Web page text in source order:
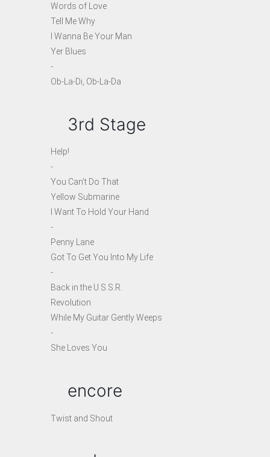
Words of Love
Tell Me Why
I Wanna Be Your Man
Yer Blues
-
Ob-La-Di, Ob-La-Da
3rd Stage
Help!
-
You Can't Do That
Yellow Submarine
I Want To Hold Your Hand
-
Penny Lane
Got To Get You Into My Life
-
Back in the U.S.S.R.
Revolution
While My Guitar Gently Weeps
-
She Loves You
encore
Twist and Shout